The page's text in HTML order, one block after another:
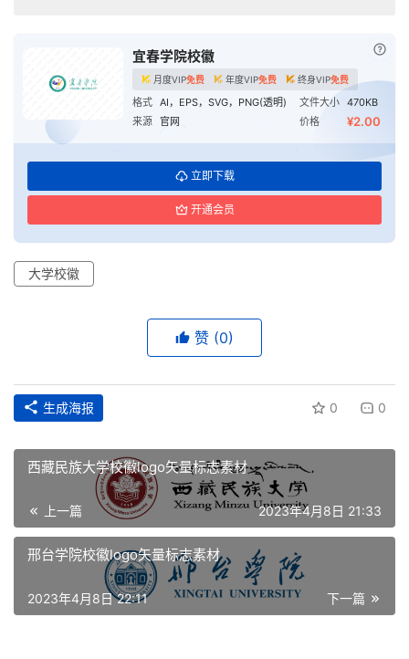
首
页
平
面
空
艺
工
登录 注册
宜春学院校徽
月度VIP免费 年度VIP免费 终身VIP免费
格式 AI，EPS，SVG，PNG(透明) 文件大小 470KB
来源 官网 价格 ¥2.00
立即下载
开通会员
大学校徽
赞 (0)
生成海报 0 0
西藏民族大学校徽logo矢量标志素材
上一篇 2023年4月8日 21:33
邢台学院校徽logo矢量标志素材
下一篇
2023年4月8日 22:11